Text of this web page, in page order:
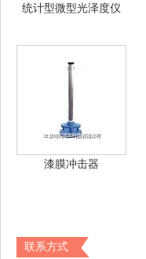
统计型微型光泽度仪
漆膜冲击器
联系方式